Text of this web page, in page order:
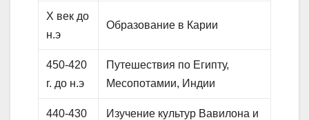
X век до
н.э
Образование в Карии
450-420
г. до н.э
Путешествия по Египту,
Месопотамии, Индии
440-430
Изучение культур Вавилона и